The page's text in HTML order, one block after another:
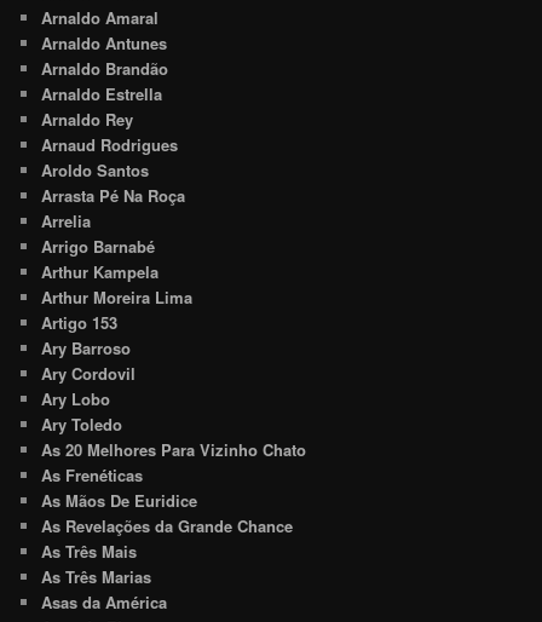
Arnaldo Amaral
Arnaldo Antunes
Arnaldo Brandão
Arnaldo Estrella
Arnaldo Rey
Arnaud Rodrigues
Aroldo Santos
Arrasta Pé Na Roça
Arrelia
Arrigo Barnabé
Arthur Kampela
Arthur Moreira Lima
Artigo 153
Ary Barroso
Ary Cordovil
Ary Lobo
Ary Toledo
As 20 Melhores Para Vizinho Chato
As Frenéticas
As Mãos De Euridice
As Revelações da Grande Chance
As Três Mais
As Três Marias
Asas da América